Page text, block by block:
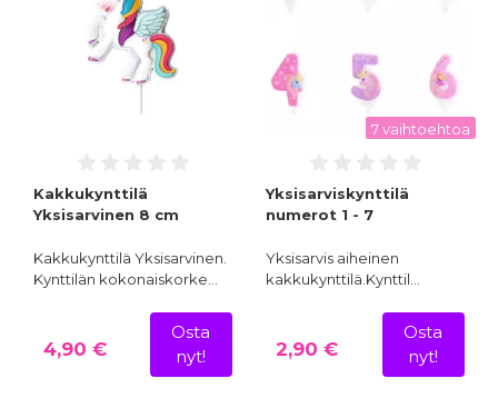
Kakkukynttilä
Yksisarvinen 8 cm
Kakkukynttilä Yksisarvinen.
Kynttilän kokonaiskorke…
4,90 €
Osta
nyt!
7 vaihtoehtoa
Yksisarviskynttilä
numerot 1 - 7
Yksisarvis aiheinen
kakkukynttilä.Kynttil…
2,90 €
Osta
nyt!